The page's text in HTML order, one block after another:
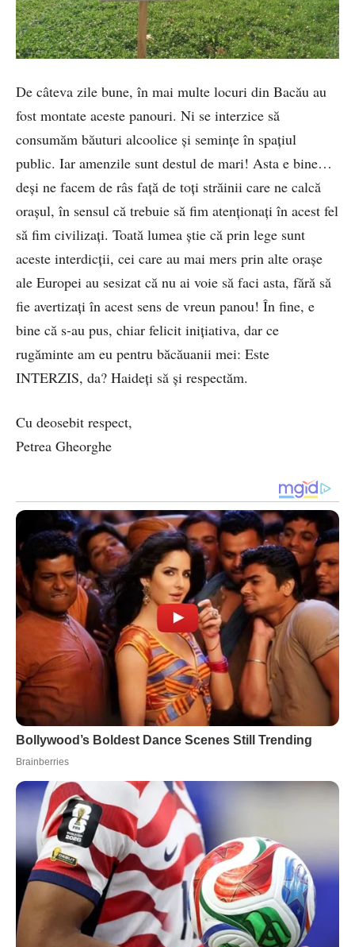
De câteva zile bune, în mai multe locuri din Bacău au
fost montate aceste panouri. Ni se interzice să
consumăm băuturi alcoolice și semințe în spațiul
public. Iar amenzile sunt destul de mari! Asta e bine…
deși ne facem de râs față de toți străinii care ne calcă
orașul, în sensul că trebuie să fim atenționați în acest fel
să fim civilizați. Toată lumea știe că prin lege sunt
aceste interdicții, cei care au mai mers prin alte orașe
ale Europei au sesizat că nu ai voie să faci asta, fără să
fie avertizați în acest sens de vreun panou! În fine, e
bine că s-au pus, chiar felicit inițiativa, dar ce
rugăminte am eu pentru băcăuanii mei: Este
INTERZIS, da? Haideți să și respectăm.
Cu deosebit respect,
Petrea Gheorghe